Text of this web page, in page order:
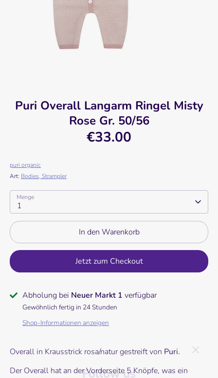
Puri Overall Langarm Ringel Misty
Rose Gr. 50/56
€33.00
puri organic
Art: Bodies, Strampler
Menge
1
In den Warenkorb
Jetzt zum Checkout
Abholung bei Neuer Markt 1 verfügbar
Gewöhnlich fertig in 24 Stunden
Shop-Informationen anzeigen
Overall in Krausstrick rosa/natur gestreift von Puri.
Der Overall hat an der Vorderseite 5 Knöpfe, was ein
Follow us
Here you can always find the latest products and